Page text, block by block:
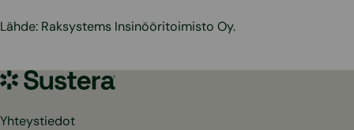
Lähde: Raksystems Insinööritoimisto Oy.
Sustera
Yhteystiedot